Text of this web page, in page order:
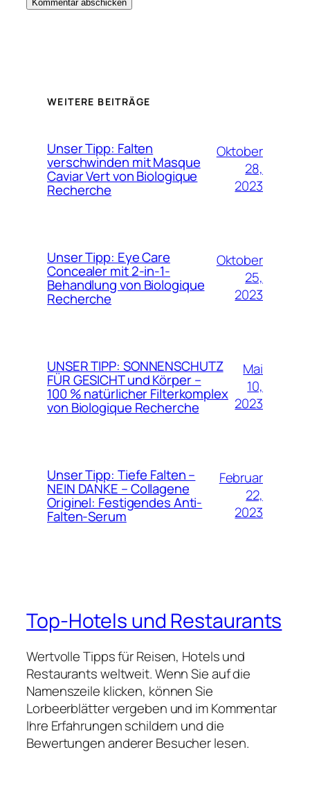
WEITERE BEITRÄGE
Unser Tipp: Falten
verschwinden mit Masque
Caviar Vert von Biologique
Recherche
Oktober
28,
2023
Unser Tipp: Eye Care
Concealer mit 2-in-1-
Behandlung von Biologique
Recherche
Oktober
25,
2023
UNSER TIPP: SONNENSCHUTZ
FÜR GESICHT und Körper –
100 % natürlicher Filterkomplex
von Biologique Recherche
Mai
10,
2023
Unser Tipp: Tiefe Falten –
NEIN DANKE – Collagene
Originel: Festigendes Anti-
Falten-Serum
Februar
22,
2023
Top-Hotels und Restaurants
Wertvolle Tipps für Reisen, Hotels und
Restaurants weltweit. Wenn Sie auf die
Namenszeile klicken, können Sie
Lorbeerblätter vergeben und im Kommentar
Ihre Erfahrungen schildern und die
Bewertungen anderer Besucher lesen.